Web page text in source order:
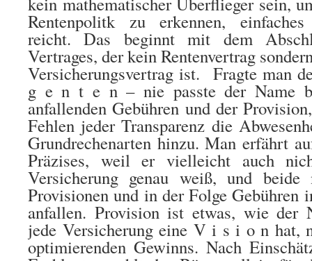
Rentenpolitk zu erkennen, einfaches
reicht. Das beginnt mit dem
Vertrages, der kein Rentenvertrag
Versicherungsvertrag ist. Fragte man
g e n t e n – nie passte der Name
anfallenden Gebühren und der
Fehlen jeder Transparenz die
Grundrechenarten hinzu. Man erfährt
Präzises, weil er vielleicht auch
Versicherung genau weiß, und beide
Provisionen und in der Folge Gebühren
anfallen. Provision ist etwas, wie der
jede Versicherung eine V i s i o n hat,
optimierenden Gewinns. Nach